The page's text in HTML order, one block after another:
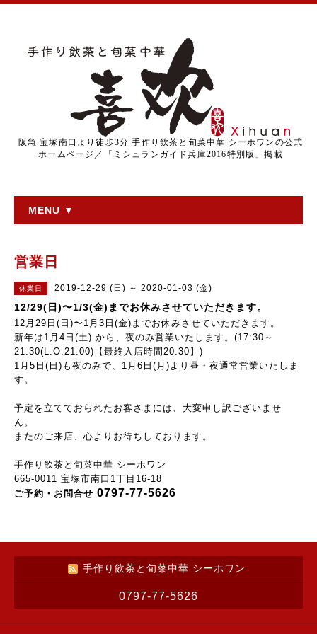
阪急 宝塚南口より徒歩3分 手作り飲茶と旬菜中華 シーホワンの公式
ホームページ／「ミシュランガイド兵庫2016特別版」掲載
MENU ▼
営業日
休業日 2019-12-29 (日) ～ 2020-01-03 (金)
12/29(日)〜1/3(金)までお休みさせていただきます。
12月29日(日)〜1 月 3 日(金) までお休みさせていただきます。
新年は1月4日(土) から、夜のみ営業いたします。 (17:30～
21:30(L.O.21:00)【最終入店時間20:30】)
1月5日 (日)も夜のみで、 1月6日 (月)より昼・夜通常営業いたしま
す 。
予定を立てておられたお客さまには、大変申し訳ございませ
ん。
またのご来店、心よりお待ちしております。
手作り飲茶と旬菜中華 シーホワン
665-0011 宝塚市南口1丁目16-18
ご予約・お問合せ 0797-77-5626
手作り飲茶と旬菜中華 シーホワン
0797-77-5626